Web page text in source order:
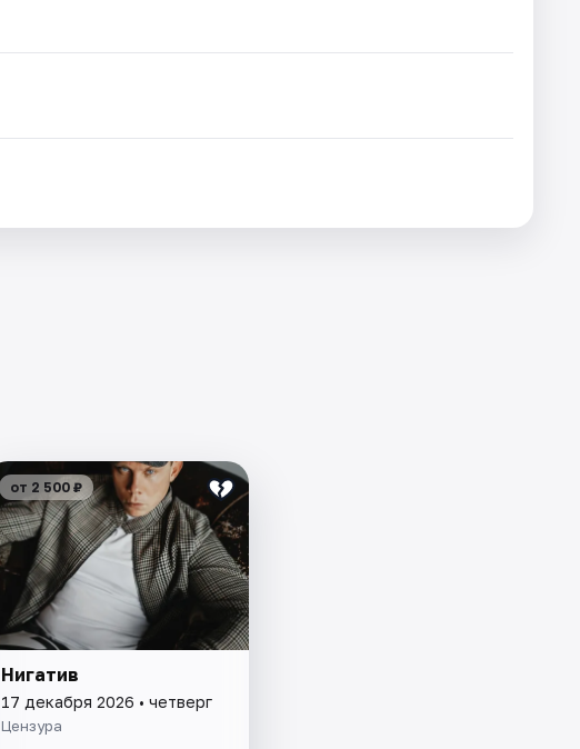
от 2 500 ₽
Нигатив
17 декабря 2026 • четверг
Цензура